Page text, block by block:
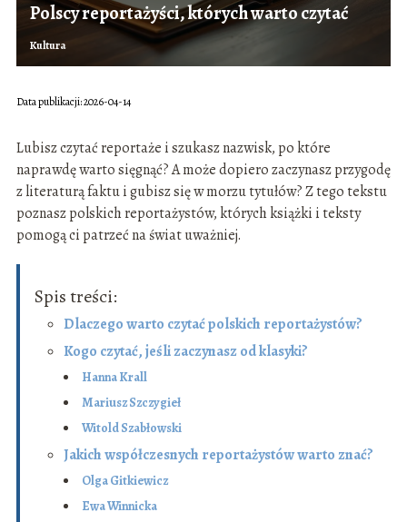
Polscy reportażyści, których warto czytać
Kultura
Data publikacji: 2026-04-14
Lubisz czytać reportaże i szukasz nazwisk, po które
naprawdę warto sięgnąć? A może dopiero zaczynasz przygodę
z literaturą faktu i gubisz się w morzu tytułów? Z tego tekstu
poznasz polskich reportażystów, których książki i teksty
pomogą ci patrzeć na świat uważniej.
Spis treści:
Dlaczego warto czytać polskich reportażystów?
Kogo czytać, jeśli zaczynasz od klasyki?
Hanna Krall
Mariusz Szczygieł
Witold Szabłowski
Jakich współczesnych reportażystów warto znać?
Olga Gitkiewicz
Ewa Winnicka